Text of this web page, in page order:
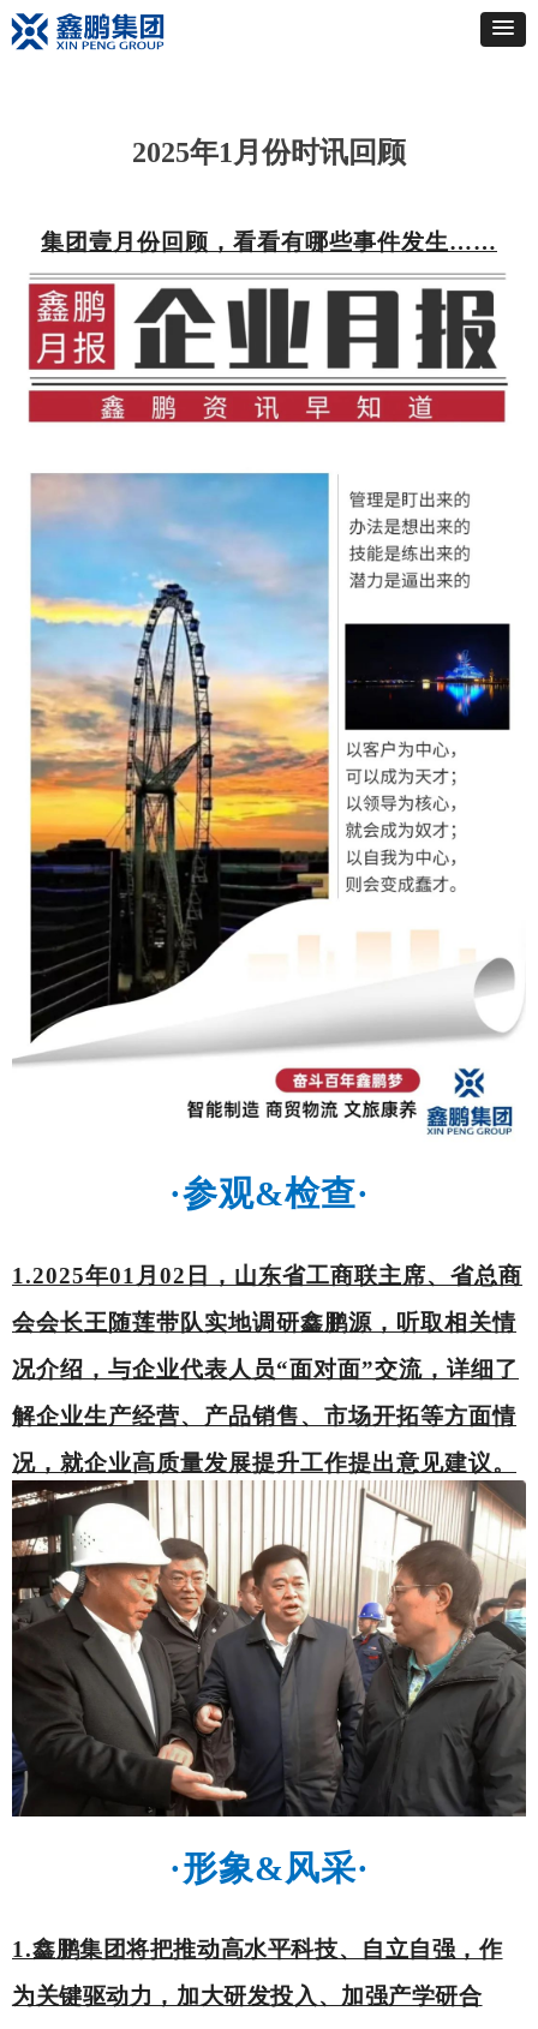
2025年1月份时讯回顾
集团壹月份回顾，看看有哪些事件发生……
·参观&检查·
1.2025年01月02日， 山东省工商联主席、省总商
会会长王随莲带队实地调研鑫鹏源 ，听取相关情
况介绍，与企业代表人员“面对面”交流，详细了
解企业生产经营、产品销售、市场开拓等方面情
况，就企业高质量发展提升工作提出意见建议。
·形象&风采·
1.鑫鹏集团将把推动高水平科技、自立自强，作
为关键驱动力，加大研发投入、加强产学研合